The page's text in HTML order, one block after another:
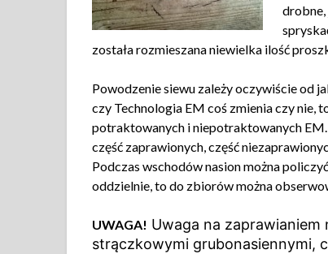
drobne,
została rozmieszana niewielka ilość
Powodzenie siewu zależy oczywiście od
czy Technologia EM coś zmienia czy nie,
potraktowanych i niepotraktowanych EM.
część zaprawionych, część
Podczas wschodów nasion można
oddzielnie, to do zbiorów można
UWAGA! Uwaga na zaprawianiem
strączkowymi grubonasiennymi,